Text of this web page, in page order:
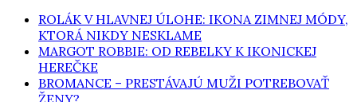
ROLÁK V HLAVNEJ ÚLOHE: IKONA ZIMNEJ MÓDY,
KTORÁ NIKDY NESKLAME
MARGOT ROBBIE: OD REBELKY K IKONICKEJ
HEREČKE
BROMANCE – PRESTÁVAJÚ MUŽI POTREBOVAŤ